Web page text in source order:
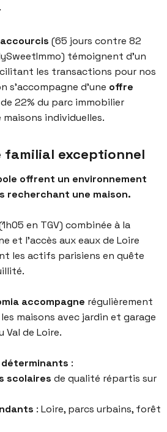
(65 jours contre 82
témoignent d’un
les transactions pour nos
s’accompagne d’une offre
22% du parc immobilier
individuelles.
familial exceptionnel
offrent un environnement
recherchant une maison.
en TGV) combinée à la
et l’accès aux eaux de Loire
les actifs parisiens en quête
accompagne régulièrement
maisons avec jardin et garage
Val de Loire.
:
scolaires de qualité répartis sur
: Loire, parcs urbains, forêt